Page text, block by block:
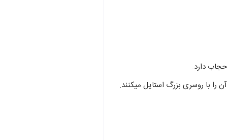
دارد.
را با روسری بزرگ استایل میکنند.